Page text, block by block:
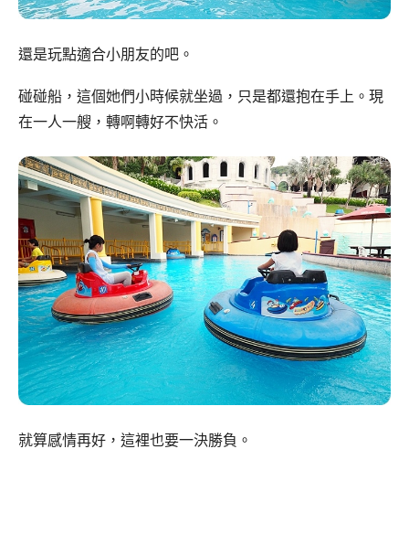
還是玩點適合小朋友的吧。
碰碰船，這個她們小時候就坐過，只是都還抱在手上。現
在一人一艘，轉啊轉好不快活。
就算感情再好，這裡也要一決勝負。